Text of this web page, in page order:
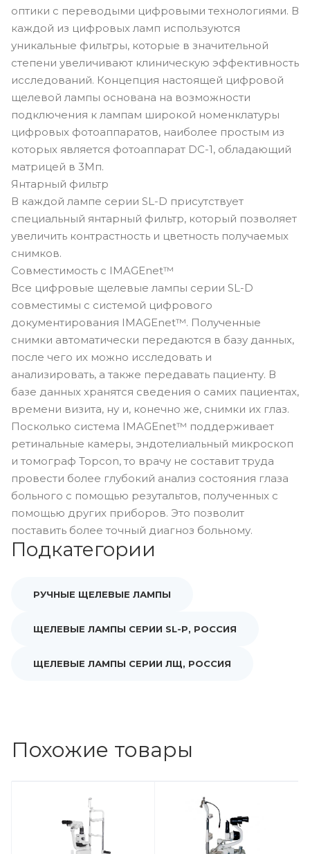
оптики с переводыми цифровыми технологиями. В
каждой из цифровых ламп используются
уникальные фильтры, которые в значительной
степени увеличивают клиническую эффективность
исследований. Концепция настоящей цифровой
щелевой лампы основана на возможности
подключения к лампам широкой номенклатуры
цифровых фотоаппаратов, наиболее простым из
которых является фотоаппарат DC-1, обладающий
матрицей в 3Мп.
Янтарный фильтр
В каждой лампе серии SL-D присутствует
специальный янтарный фильтр, который позволяет
увеличить контрастность и цветность получаемых
снимков.
Совместимость с IMAGEnet™
Все цифровые щелевые лампы серии SL-D
совместимы с системой цифрового
документирования IMAGEnet™. Полученные
снимки автоматически передаются в базу данных,
после чего их можно исследовать и
анализировать, а также передавать пациенту. В
базе данных хранятся сведения о самих пациентах,
времени визита, ну и, конечно же, снимки их глаз.
Посколько система IMAGEnet™ поддерживает
ретинальные камеры, эндотелиальный микроскоп
и томограф Topcon, то врачу не составит труда
провести более глубокий анализ состояния глаза
больного с помощью резутальтов, полученных с
помощью других приборов. Это позволит
поставить более точный диагноз больному.
Подкатегории
РУЧНЫЕ ЩЕЛЕВЫЕ ЛАМПЫ
ЩЕЛЕВЫЕ ЛАМПЫ СЕРИИ SL-P, РОССИЯ
ЩЕЛЕВЫЕ ЛАМПЫ СЕРИИ ЛЩ, РОССИЯ
Похожие товары